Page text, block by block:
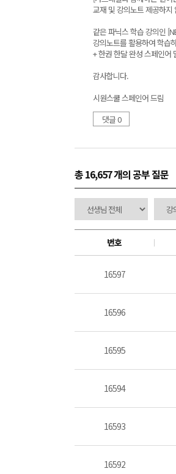
교재 및 강의노트 제공하지
같은 파닉스 학습 강의인
강의노트를 활용하여 학습
+ 한권 한달 완성 스페인어
감사합니다.
시원스쿨 스페인어 드림
댓글 0
총 16,657 개의 공부 질문
번호
16597
16596
16595
16594
16593
16592